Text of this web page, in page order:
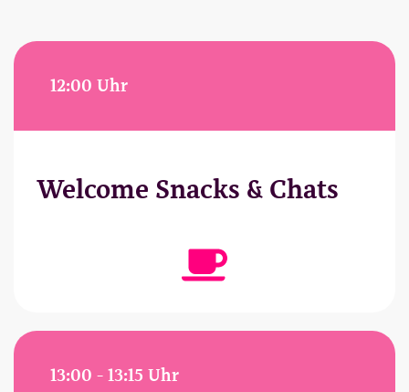
12:00 Uhr
Welcome Snacks & Chats
13:00 - 13:15 Uhr